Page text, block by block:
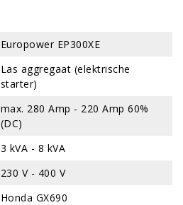
Europower EP300XE
Las aggregaat (elektrische
starter)
max. 280 Amp - 220 Amp 60%
(DC)
3 kVA - 8 kVA
230 V - 400 V
Honda GX690